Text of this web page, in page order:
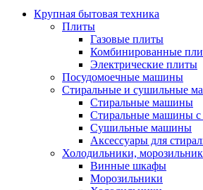
Крупная бытовая техника
Плиты
Газовые плиты
Комбинированные
Электрические плиты
Посудомоечные машины
Стиральные и сушильные
Стиральные машины
Стиральные машины с
Сушильные машины
Аксессуары для
Холодильники,
Винные шкафы
Морозильники